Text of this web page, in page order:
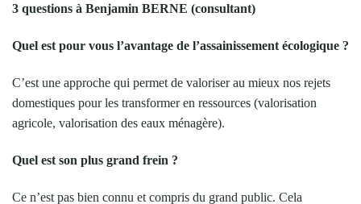
3 questions à Benjamin BERNE (consultant)
Quel est pour vous l’avantage de l’assainissement écologique ?
C’est une approche qui permet de valoriser au mieux nos rejets
domestiques pour les transformer en ressources (valorisation
agricole, valorisation des eaux ménagère).
Quel est son plus grand frein ?
Ce n’est pas bien connu et compris du grand public. Cela